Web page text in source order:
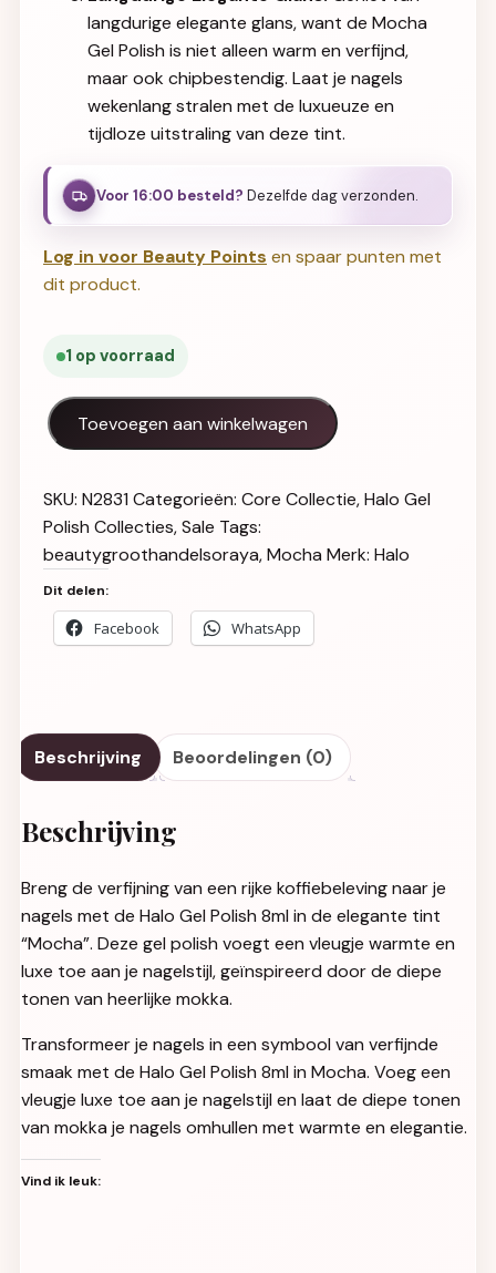
langdurige elegante glans, want de Mocha
Gel Polish is niet alleen warm en verfijnd,
maar ook chipbestendig. Laat je nagels
wekenlang stralen met de luxueuze en
tijdloze uitstraling van deze tint.
Voor 16:00 besteld? Dezelfde dag verzonden.
Log in voor Beauty Points en spaar punten met
dit product.
1 op voorraad
Halo Gel Polish 8ml Mocha Hema-Vrij aantal
Toevoegen aan winkelwagen
SKU: N2831Categorieën: Core Collectie,Halo Gel
Polish Collecties,Sale Tags:
beautygroothandelsoraya,Mocha Merk: Halo
Dit delen:
Facebook WhatsApp
Beschrijving Beoordelingen (0)
Beschrijving
Breng de verfijning van een rijke koffiebeleving naar je
nagels met de Halo Gel Polish 8ml in de elegante tint
“Mocha”. Deze gel polish voegt een vleugje warmte en
luxe toe aan je nagelstijl, geïnspireerd door de diepe
tonen van heerlijke mokka.
Transformeer je nagels in een symbool van verfijnde
smaak met de Halo Gel Polish 8ml in Mocha. Voeg een
vleugje luxe toe aan je nagelstijl en laat de diepe tonen
van mokka je nagels omhullen met warmte en elegantie.
Vind ik leuk: